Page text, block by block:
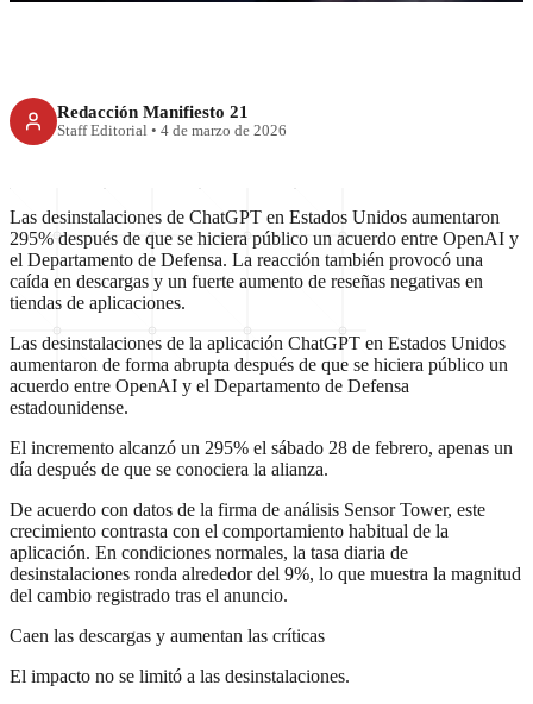
Redacción Manifiesto 21
Staff Editorial • 4 de marzo de 2026
Las desinstalaciones de ChatGPT en Estados Unidos aumentaron
295% después de que se hiciera público un acuerdo entre OpenAI y
el Departamento de Defensa. La reacción también provocó una
caída en descargas y un fuerte aumento de reseñas negativas en
tiendas de aplicaciones.
Las desinstalaciones de la aplicación ChatGPT en Estados Unidos
aumentaron de forma abrupta después de que se hiciera público un
acuerdo entre OpenAI y el Departamento de Defensa
estadounidense.
El incremento alcanzó un 295% el sábado 28 de febrero, apenas un
día después de que se conociera la alianza.
De acuerdo con datos de la firma de análisis Sensor Tower, este
crecimiento contrasta con el comportamiento habitual de la
aplicación. En condiciones normales, la tasa diaria de
desinstalaciones ronda alrededor del 9%, lo que muestra la magnitud
del cambio registrado tras el anuncio.
Caen las descargas y aumentan las críticas
El impacto no se limitó a las desinstalaciones.